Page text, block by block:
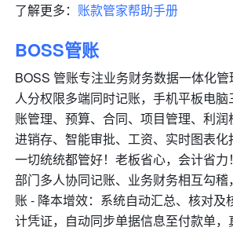
了解更多： 账款管家帮助手册
BOSS管账
BOSS 管账专注业务财务数据一体化
人分权限多端同时记账，手机平板电
账管理、预算、合同、项目管理、利润
进销存、智能审批、工资、实时图表化
一切统统都管好！老板省心，会计省力
部门多人协同记账、业务财务相互勾
账 - 降本增效：系统自动汇总、核对及
计凭证，自动同步单据信息至付款单